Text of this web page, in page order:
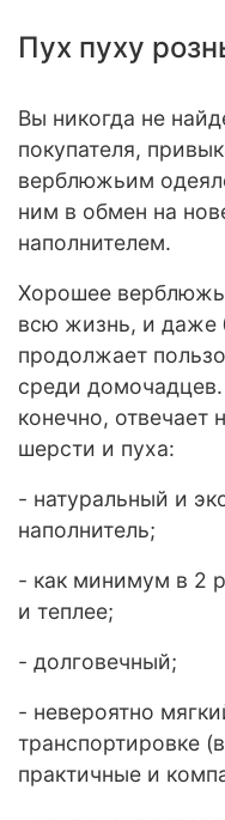
Пух пуху
Вы никогда не
покупателя,
верблюжьим
ним в обмен на
наполнителем.
Хорошее
всю жизнь, и даже
продолжает
среди
конечно, отвечает
шерсти и пуха:
- натуральный и
наполнитель;
- как минимум в 2
и теплее;
- долговечный;
- невероятно
транспортировке
практичные и